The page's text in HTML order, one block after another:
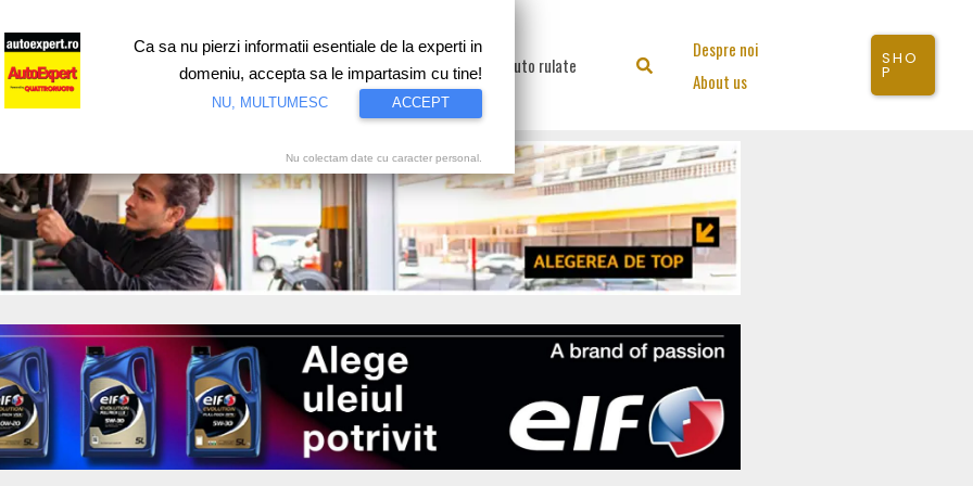
Test drive Motorsport Proiecte speciale Video Auto rulate Search
Despre noi
About us
SHO
P
Ca sa nu pierzi informatii esentiale de la experti in
domeniu, accepta sa le impartasim cu tine!
NU, MULTUMESC ACCEPT
Nu colectam date cu caracter personal.